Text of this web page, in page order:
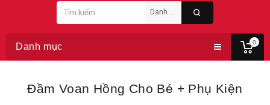
0
Danh mục
Đầm Voan Hồng Cho Bé + Phụ Kiện